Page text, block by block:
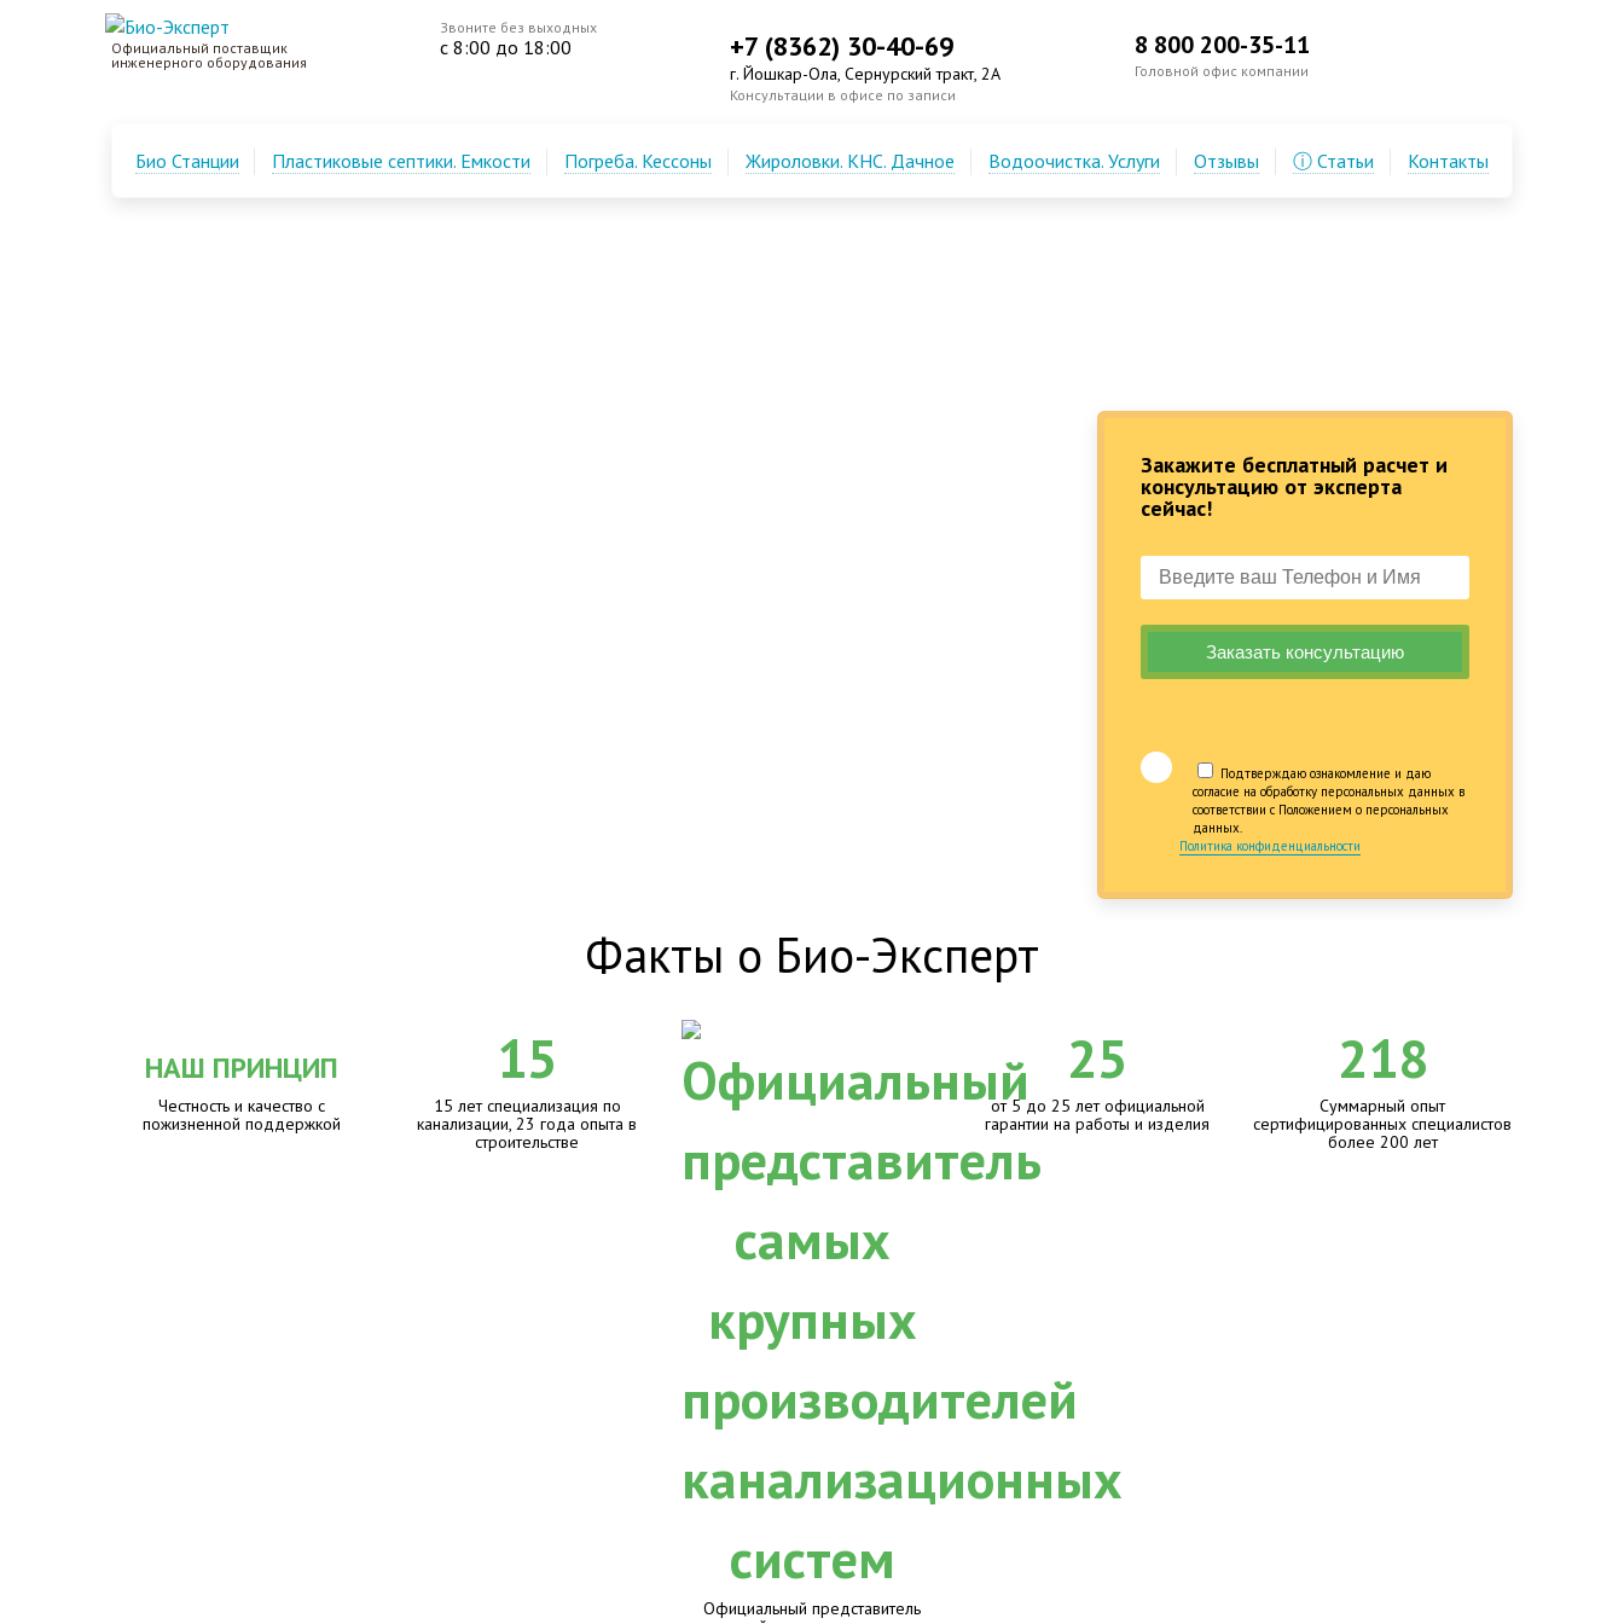
Закажите бесплатный расчет и
консультацию от эксперта
сейчас!
Подтверждаю ознакомление и даю
согласие на обработку персональных данных в
соответствии с Положением о персональных
данных.
Политика конфиденциальности
Официальный поставщик
инженерного оборудования
Звоните без выходных
с 8:00 до 18:00 +7 (8362) 30-40-69
г. Йошкар-Ола, Сернурский тракт, 2А
Консультации в офисе по записи
8 800 200-35-11
Головной офис компании
Био Станции Пластиковые септики. Емкости Погреба. Кессоны Жироловки. КНС. Дачное Водоочистка. Услуги Отзывы ⓘ Статьи Контакты
Факты о Био-Эксперт
НАШ ПРИНЦИП
Честность и качество с
пожизненной поддержкой
15
15 лет специализация по
канализации, 23 года опыта в
строительстве
Официальный представитель
25
от 5 до 25 лет официальной
гарантии на работы и изделия
218
Суммарный опыт
сертифицированных специалистов
более 200 лет